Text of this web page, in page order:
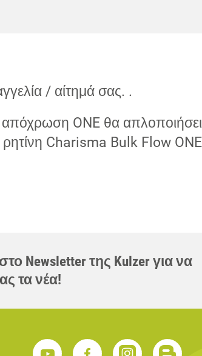
/ αίτημά σας. .
ONE θα απλοποιήσει
Charisma Bulk Flow
Newsletter της Kulzer για να
τα νέα!